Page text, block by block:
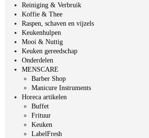
Reiniging & Verbruik
Koffie & Thee
Raspen, schaven en vijzels
Keukenhulpen
Mooi & Nuttig
Keuken gereedschap
Onderdelen
MENSCARE
Barber Shop
Manicure Instruments
Horeca artikelen
Buffet
Frituur
Keuken
LabelFresh